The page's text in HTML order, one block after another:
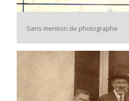
Sans mention de photographe